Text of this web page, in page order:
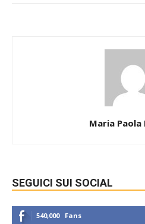
Maria Paola
SEGUICI SUI SOCIAL
540,000 Fans